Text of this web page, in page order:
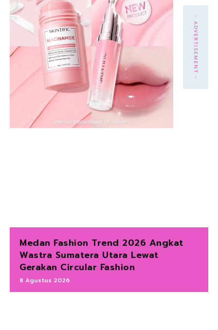
- ADVERTISEMENT -
Medan Fashion Trend 2026 Angkat
Wastra Sumatera Utara Lewat
Gerakan Circular Fashion
8 Agustus 2026